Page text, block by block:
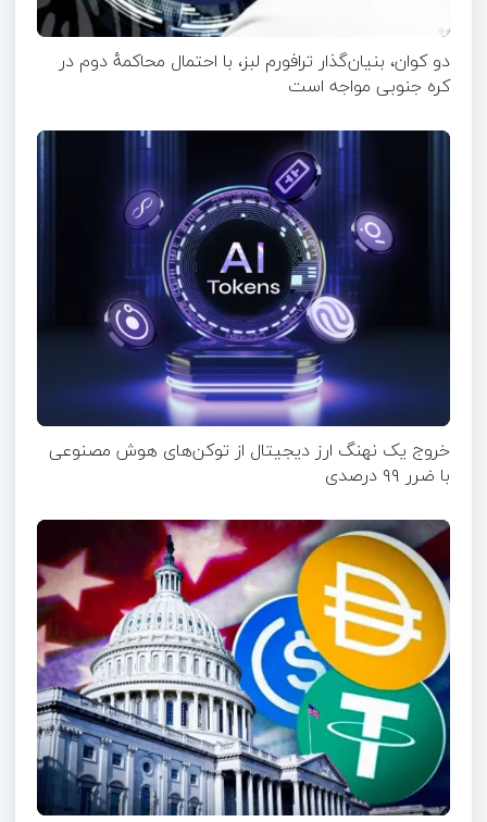
دو کوان، بنیان‌گذار ترافورم لبز، با احتمال محاکمهٔ دوم در
کره جنوبی مواجه است
خروج یک نهنگ ارز دیجیتال از توکن‌های هوش مصنوعی
با ضرر ۹۹ درصدی